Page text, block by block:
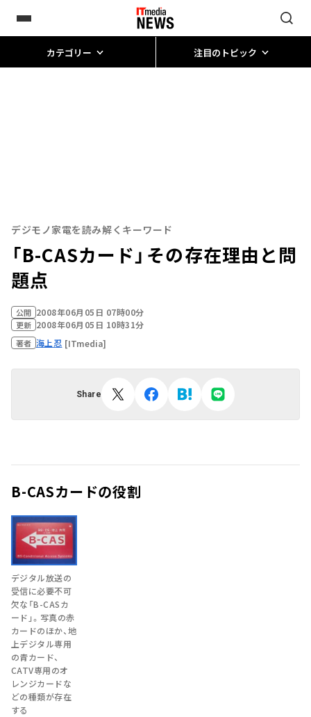
カテゴリー 注目のトピック
デジモノ家電を読み解くキーワード
「B-CASカード」――その存在理由と問
題点
公開 2008年06月05日 07時00分
更新 2008年06月05日 10時31分
著者 海上忍 [ITmedia]
Share
B-CASカードの役割
デジタル放送の
受信に必要不可
欠な「B-CASカ
ード」。写真の赤
カードのほか、地
上デジタル専用
の青カード、
CATV専用のオ
レンジカードな
どの種類が存在
する